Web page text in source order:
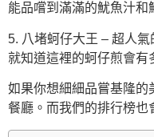
能品嚐到滿滿的魷魚汁和
5. 八堵蚵仔大王 – 超人
就知道這裡的蚵仔煎會有
如果你想細細品嘗基隆的
餐廳。而我們的排行榜也